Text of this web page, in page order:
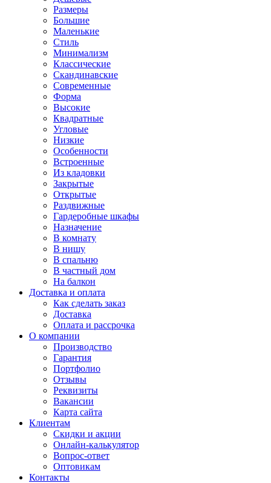
Размеры
Большие
Маленькие
Стиль
Минимализм
Классические
Скандинавские
Современные
Форма
Высокие
Квадратные
Угловые
Низкие
Особенности
Встроенные
Из кладовки
Закрытые
Открытые
Раздвижные
Гардеробные шкафы
Назначение
В комнату
В нишу
В спальню
В частный дом
На балкон
Доставка и оплата
Как сделать заказ
Доставка
Оплата и рассрочка
О компании
Производство
Гарантия
Портфолио
Отзывы
Реквизиты
Вакансии
Карта сайта
Клиентам
Скидки и акции
Онлайн-калькулятор
Вопрос-ответ
Оптовикам
Контакты